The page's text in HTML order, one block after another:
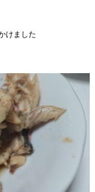
けました